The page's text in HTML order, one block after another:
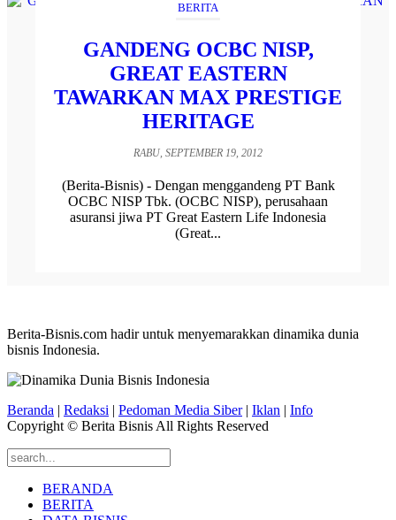
BERITA
GANDENG OCBC NISP,
GREAT EASTERN
TAWARKAN MAX PRESTIGE
HERITAGE
RABU, SEPTEMBER 19, 2012
(Berita-Bisnis) - Dengan menggandeng PT Bank
OCBC NISP Tbk. (OCBC NISP), perusahaan
asuransi jiwa PT Great Eastern Life Indonesia
(Great...
Berita-Bisnis.com hadir untuk menyemarakkan dinamika dunia
bisnis Indonesia.
Beranda | Redaksi | Pedoman Media Siber| Iklan | Info
Copyright © Berita Bisnis All Rights Reserved
BERANDA
BERITA